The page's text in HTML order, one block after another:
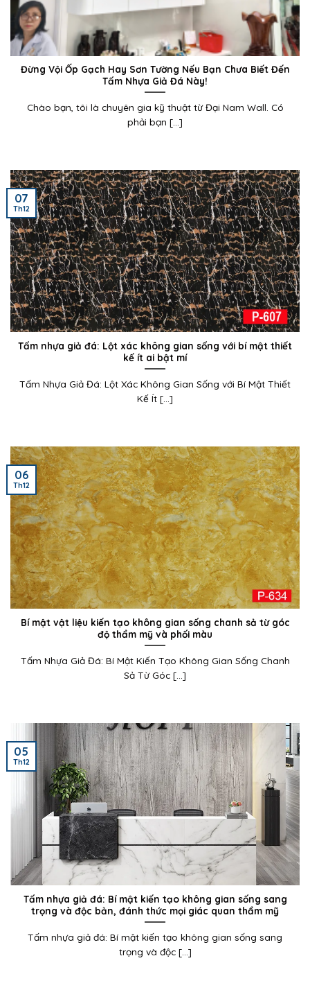
Đừng Vội Ốp Gạch Hay Sơn Tường Nếu Bạn Chưa Biết Đến
Tấm Nhựa Giả Đá Này!
Chào bạn, tôi là chuyên gia kỹ thuật từ Đại Nam Wall. Có
phải bạn [...]
Tấm nhựa giả đá: Lột xác không gian sống với bí mật thiết
kế ít ai bật mí
Tấm Nhựa Giả Đá: Lột Xác Không Gian Sống với Bí Mật Thiết
Kế Ít [...]
07
Th12
Bí mật vật liệu kiến tạo không gian sống chanh sả từ góc
độ thẩm mỹ và phối màu
Tấm Nhựa Giả Đá: Bí Mật Kiến Tạo Không Gian Sống Chanh
Sả Từ Góc [...]
06
Th12
Tấm nhựa giả đá: Bí mật kiến tạo không gian sống sang
trọng và độc bản, đánh thức mọi giác quan thẩm mỹ
Tấm nhựa giả đá: Bí mật kiến tạo không gian sống sang
trọng và độc [...]
05
Th12